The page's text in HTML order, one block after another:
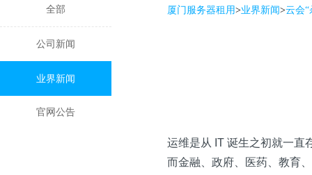
全部
公司新闻
业界新闻
官网公告
厦门服务器租用>业界新闻>云会“
运维是从 IT 诞生之初就一直
而金融、政府、医药、教育